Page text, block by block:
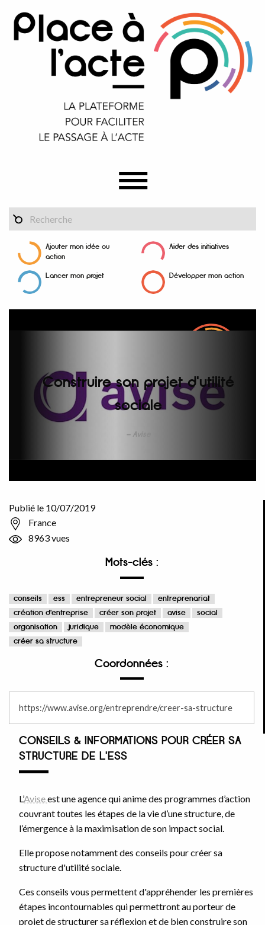
Ajouter mon idée ou
action
Aider des initiatives
Lancer mon projet Développer mon action
Construire son projet d'utilité
sociale
Avise
Publié le 10/07/2019
France
8963 vues
Mots-clés :
conseils ess entrepreneur social
entreprenariat
création d'entreprise
créer son projet avise
social
organisation
juridique
modèle économique
créer sa structure
Coordonnées :
https://www.avise.org/entreprendre/creer-sa-structure
CONSEILS & INFORMATIONS POUR CRÉER SA
STRUCTURE DE L'ESS
L’Aviseest une agence qui anime des programmes d’action
couvrant toutes les étapes de la vie d’une structure, de
l’émergence à la maximisation de son impact social.
Elle propose notamment des conseils pour créer sa
structure d'utilité sociale.
Ces conseils vous permettent d'appréhender les premières
étapes incontournables qui permettront au porteur de
projet de structurer sa réflexion et de bien construire son